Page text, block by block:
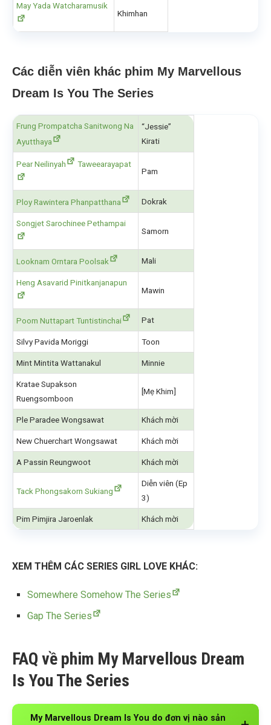
May Yada Watcharamusik
Khimhan
Các diễn viên khác phim My Marvellous
Dream Is You The Series
Frung Prompatcha Sanitwong Na
Ayutthaya
“Jessie”
Kirati
Pear Neilinyah Taweearayapat
Pam
Ploy Rawintera Phanpatthana Dokrak
Songjet Sarochinee Pethampai
Samorn
Looknam Orntara Poolsak Mali
Heng Asavarid Pinitkanjanapun
Mawin
Poom Nuttapart Tuntistinchai Pat
Silvy Pavida Moriggi Toon
Mint Mintita Wattanakul Minnie
Kratae Supakson
Ruengsomboon
[Mẹ Khim]
Ple Paradee Wongsawat Khách mời
New Chuerchart Wongsawat Khách mời
A Passin Reungwoot Khách mời
Tack Phongsakorn Sukiang
Diễn viên (Ep
3)
Pim Pimjira Jaroenlak Khách mời
XEM THÊM CÁC SERIES GIRL LOVE KHÁC:
Somewhere Somehow The Series
Gap The Series
FAQ về phim My Marvellous Dream
Is You The Series
My Marvellous Dream Is You do đơn vị nào sản